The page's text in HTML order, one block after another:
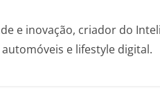
e inovação, criador do
e lifestyle digital.